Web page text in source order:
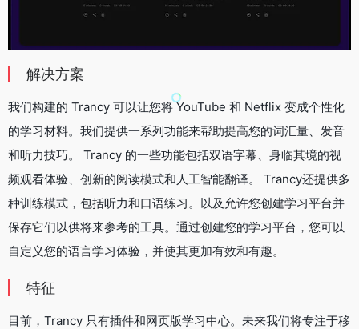
解决方案
我们构建的 Trancy 可以让您将 YouTube 和 Netflix 变成个性化
的学习材料。我们提供一系列功能来帮助提高您的词汇量、发音
和听力技巧。 Trancy 的一些功能包括双语字幕、身临其境的视
频观看体验、创新的阅读模式和人工智能翻译。 Trancy还提供多
种训练模式，包括听力和口语练习。以及允许您创建学习平台并
保存它们以供将来参考的工具。通过创建您的学习平台，您可以
自定义您的语言学习体验，并使其更加有效和有趣。
特征
目前，Trancy 只有插件和网页版学习中心。未来我们将专注于移